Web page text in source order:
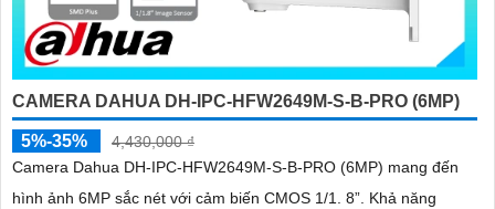
CAMERA DAHUA DH-IPC-HFW2649M-S-B-PRO (6MP)
5%-35%
4,430,000 ₫
Camera Dahua DH-IPC-HFW2649M-S-B-PRO (6MP) mang đến
hình ảnh 6MP sắc nét với cảm biến CMOS 1/1. 8”. Khả năng